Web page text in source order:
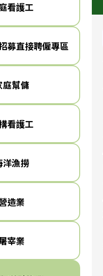
看護工
募直接聘僱專區
庭幫傭
看護工
洋漁撈
造業
宰業